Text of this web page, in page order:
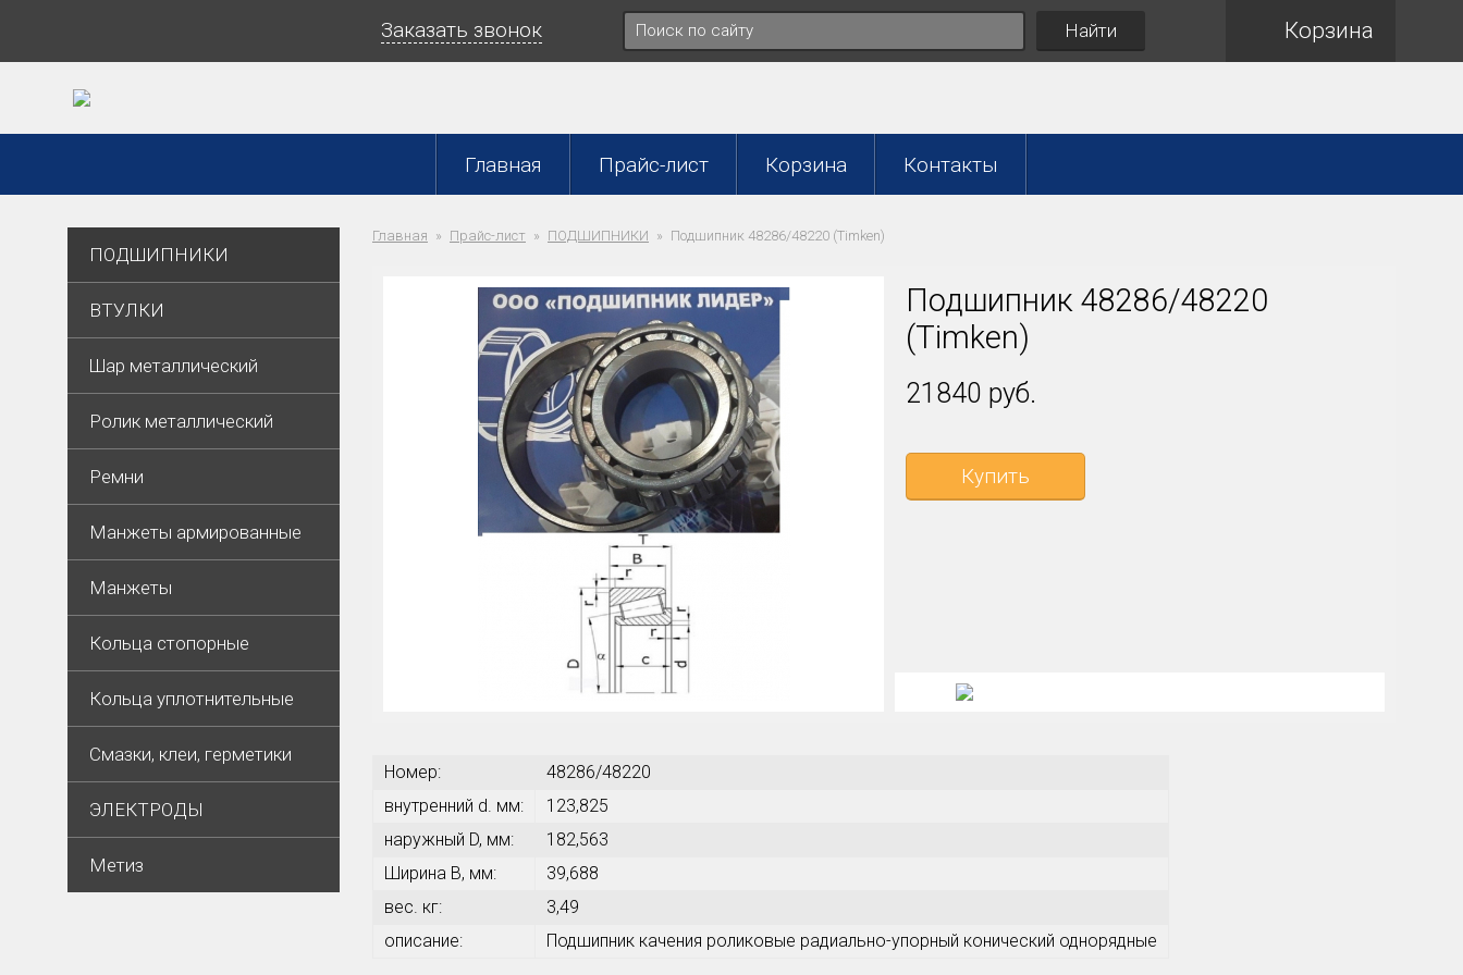
Заказать звонок Найти Корзина
Главная Прайс-лист Корзина Контакты
ПОДШИПНИКИ
ВТУЛКИ
Шар металлический
Ролик металлический
Ремни
Манжеты армированные
Манжеты
Кольца стопорные
Кольца уплотнительные
Смазки, клеи, герметики
ЭЛЕКТРОДЫ
Метиз
Главная Прайс-лист ПОДШИПНИКИ Подшипник 48286/48220 (Timken)
Подшипник 48286/48220
(Timken)
21840 руб.
Купить
Номер:
48286/48220
внутренний d. мм:
123,825
наружный D, мм:
182,563
Ширина В, мм:
39,688
вес. кг:
3,49
описание:
Подшипник качения роликовые радиально-упорный конический однорядные